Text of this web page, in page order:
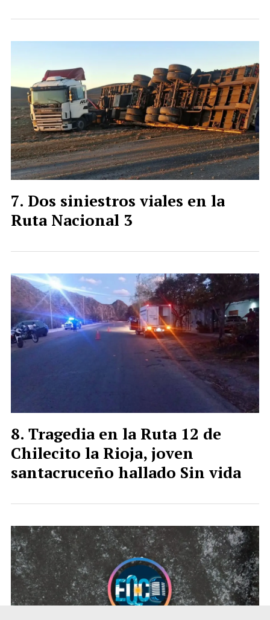
Dos siniestros viales en la
Ruta Nacional 3
Tragedia en la Ruta 12 de
Chilecito la Rioja, joven
santacruceño hallado Sin vida